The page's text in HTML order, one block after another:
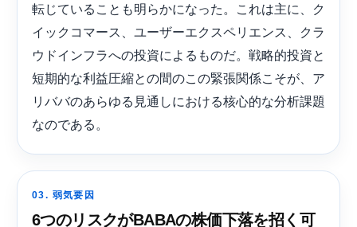
転じていることも明らかになった。これは主に、ク
イックコマース、ユーザーエクスペリエンス、クラ
ウドインフラへの投資によるものだ。戦略的投資と
短期的な利益圧縮との間のこの緊張関係こそが、ア
リババのあらゆる見通しにおける核心的な分析課題
なのである。
03. 弱気要因
6つのリスクがBABAの株価下落を招く可